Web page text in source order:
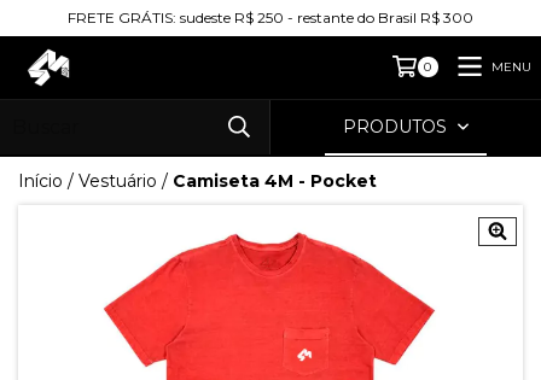
FRETE GRÁTIS: sudeste R$ 250 - restante do Brasil R$ 300
0 MENU
PRODUTOS
Início / Vestuário / Camiseta 4M - Pocket